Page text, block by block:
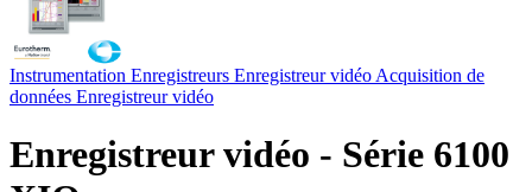
Instrumentation Enregistreurs Enregistreur vidéo Acquisition de
données Enregistreur vidéo
Enregistreur vidéo - Série 6100